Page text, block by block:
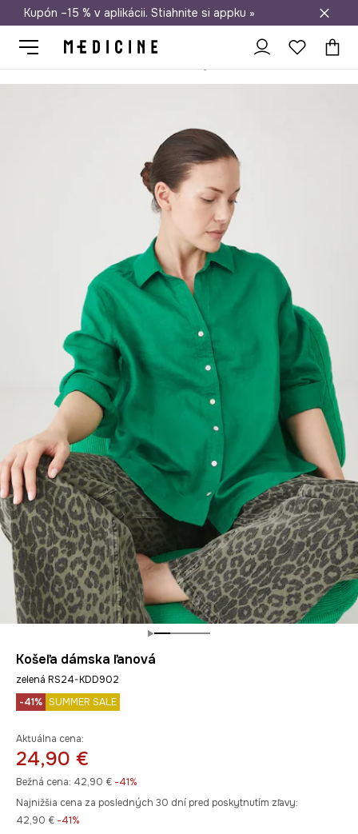
Doprava zadarmo od 50 €
Kupón –15 % v aplikácii. Stiahnite si appku »
Košeľa dámska ľanová
zelená RS24-KDD902
-41% SUMMER SALE
Aktuálna cena:
24,90 €
Bežná cena: 42,90 € -41%
Najnižšia cena za posledných 30 dní pred poskytnutím zľavy:
42,90 € -41%